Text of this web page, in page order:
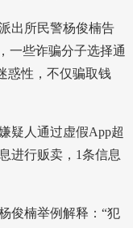
出所民警杨俊楠告
一些诈骗分子选择通
惑性，不仅骗取钱
人通过虚假App超
进行贩卖，1条信息
楠举例解释：“犯